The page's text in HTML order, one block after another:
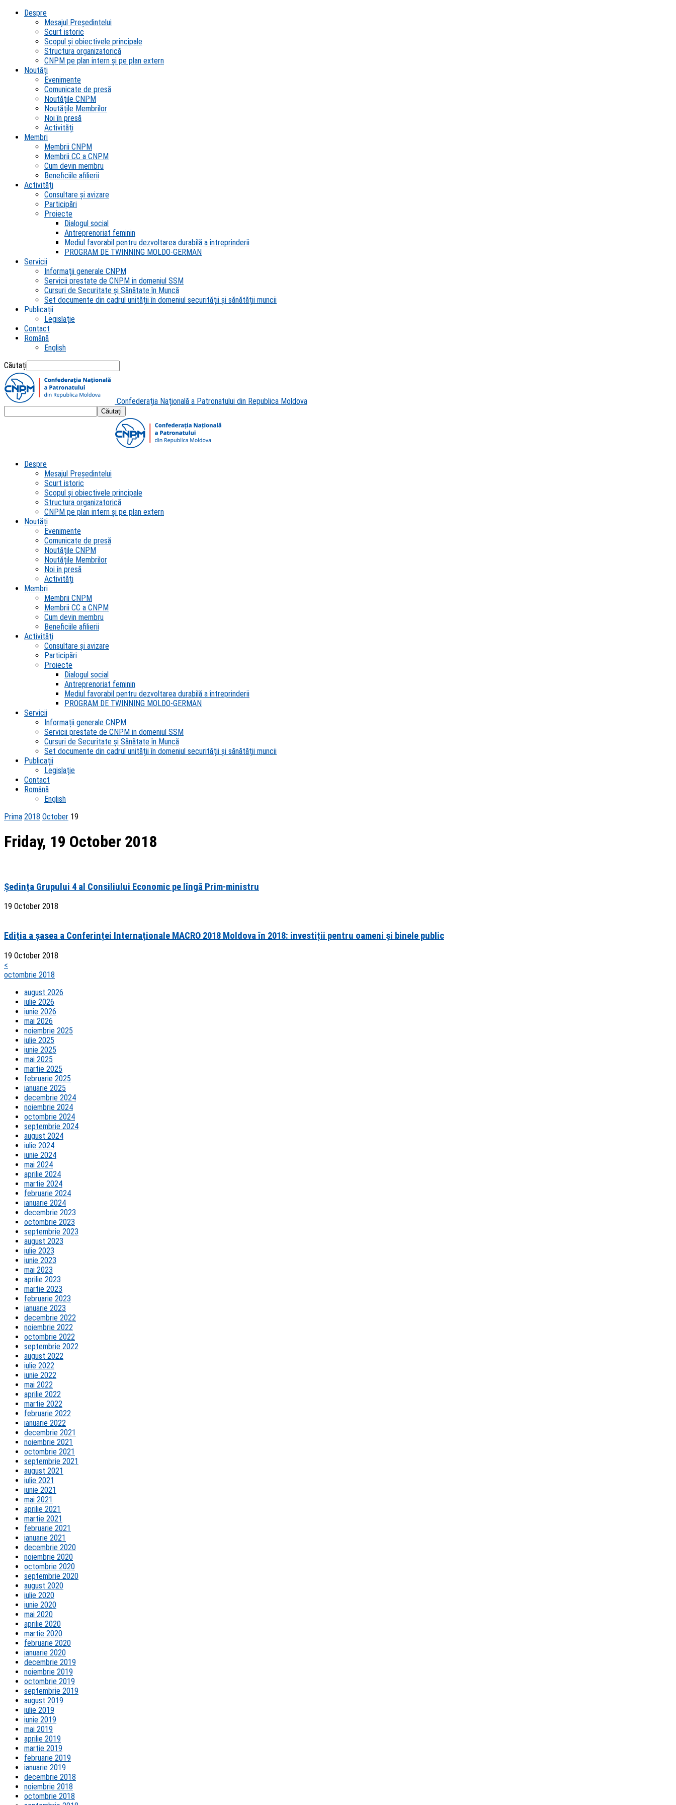
Despre
Mesajul Președintelui
Scurt istoric
Scopul şi obiectivele principale
Structura organizatorică
CNPM pe plan intern şi pe plan extern
Noutăți
Evenimente
Comunicate de presă
Noutățile CNPM
Noutățile Membrilor
Noi în presă
Activități
Membri
Membrii CNPM
Membrii CC a CNPM
Cum devin membru
Beneficiile afilierii
Activități
Consultare și avizare
Participări
Proiecte
Dialogul social
Antreprenoriat feminin
Mediul favorabil pentru dezvoltarea durabilă a întreprinderii
PROGRAM DE TWINNING MOLDO-GERMAN
Servicii
Informații generale CNPM
Servicii prestate de CNPM in domeniul SSM
Cursuri de Securitate și Sănătate în Muncă
Set documente din cadrul unității în domeniul securității și sănătății muncii
Publicații
Legislație
Contact
Română
English
Căutați
Confederația Națională a Patronatului din Republica Moldova
Despre
Mesajul Președintelui
Scurt istoric
Scopul şi obiectivele principale
Structura organizatorică
CNPM pe plan intern şi pe plan extern
Noutăți
Evenimente
Comunicate de presă
Noutățile CNPM
Noutățile Membrilor
Noi în presă
Activități
Membri
Membrii CNPM
Membrii CC a CNPM
Cum devin membru
Beneficiile afilierii
Activități
Consultare și avizare
Participări
Proiecte
Dialogul social
Antreprenoriat feminin
Mediul favorabil pentru dezvoltarea durabilă a întreprinderii
PROGRAM DE TWINNING MOLDO-GERMAN
Servicii
Informații generale CNPM
Servicii prestate de CNPM in domeniul SSM
Cursuri de Securitate și Sănătate în Muncă
Set documente din cadrul unității în domeniul securității și sănătății muncii
Publicații
Legislație
Contact
Română
English
Prima 2018 October 19
Friday, 19 October 2018
Ședința Grupului 4 al Consiliului Economic pe lîngă Prim-ministru
19 October 2018
Ediția a șasea a Conferinței Internaționale MACRO 2018 Moldova în 2018: investiții pentru oameni și binele public
19 October 2018
<
octombrie 2018
august 2026
iulie 2026
iunie 2026
mai 2026
noiembrie 2025
iulie 2025
iunie 2025
mai 2025
martie 2025
februarie 2025
ianuarie 2025
decembrie 2024
noiembrie 2024
octombrie 2024
septembrie 2024
august 2024
iulie 2024
iunie 2024
mai 2024
aprilie 2024
martie 2024
februarie 2024
ianuarie 2024
decembrie 2023
octombrie 2023
septembrie 2023
august 2023
iulie 2023
iunie 2023
mai 2023
aprilie 2023
martie 2023
februarie 2023
ianuarie 2023
decembrie 2022
noiembrie 2022
octombrie 2022
septembrie 2022
august 2022
iulie 2022
iunie 2022
mai 2022
aprilie 2022
martie 2022
februarie 2022
ianuarie 2022
decembrie 2021
noiembrie 2021
octombrie 2021
septembrie 2021
august 2021
iulie 2021
iunie 2021
mai 2021
aprilie 2021
martie 2021
februarie 2021
ianuarie 2021
decembrie 2020
noiembrie 2020
octombrie 2020
septembrie 2020
august 2020
iulie 2020
iunie 2020
mai 2020
aprilie 2020
martie 2020
februarie 2020
ianuarie 2020
decembrie 2019
noiembrie 2019
octombrie 2019
septembrie 2019
august 2019
iulie 2019
iunie 2019
mai 2019
aprilie 2019
martie 2019
februarie 2019
ianuarie 2019
decembrie 2018
noiembrie 2018
octombrie 2018